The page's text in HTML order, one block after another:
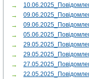
→
→
→
→
→
→
→
→